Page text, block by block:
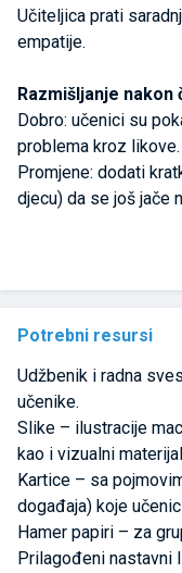
Učiteljica prati
empatije.
Razmišljanje nakon
Dobro: učenici su
problema kroz likove.
Promjene: dodati
djecu) da se još jače
Potrebni resursi
Udžbenik i radna
učenike.
Slike – ilustracije
kao i vizualni
Kartice – sa
događaja) koje
Hamer papiri – za
Prilagođeni nastavni